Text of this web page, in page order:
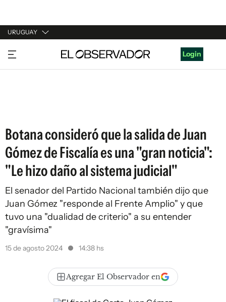
URUGUAY
URUGUAY
ARGENTINA
Login
Botana consideró que la salida de Juan
Gómez de Fiscalía es una "gran noticia":
"Le hizo daño al sistema judicial"
El senador del Partido Nacional también dijo que
Juan Gómez "responde al Frente Amplio" y que
tuvo una "dualidad de criterio" a su entender
"gravísima"
15 de agosto 2024 14:38 hs
Agregar El Observador en